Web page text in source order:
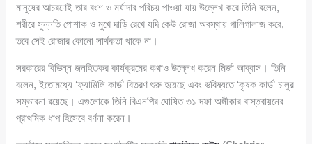
মানুষের আচরণেই তার বংশ ও মর্যাদার পরিচয় পাওয়া যায় উল্লেখ করে তিনি বলেন,
শরীরে সুন্নতি পোশাক ও মুখে দাড়ি রেখে যদি কেউ রোজা অবস্থায় গালিগালাজ করে,
তবে সেই রোজার কোনো সার্থকতা থাকে না।
সরকারের বিভিন্ন জনহিতকর কার্যক্রমের কথাও উল্লেখ করেন মির্জা আব্বাস। তিনি
বলেন, ইতোমধ্যে ‘ফ্যামিলি কার্ড’ বিতরণ শুরু হয়েছে এবং ভবিষ্যতে ‘কৃষক কার্ড’ চালুর
সম্ভাবনা রয়েছে। এগুলোকে তিনি বিএনপির ঘোষিত ৩১ দফা অঙ্গীকার বাস্তবায়নের
প্রাথমিক ধাপ হিসেবে বর্ণনা করেন।